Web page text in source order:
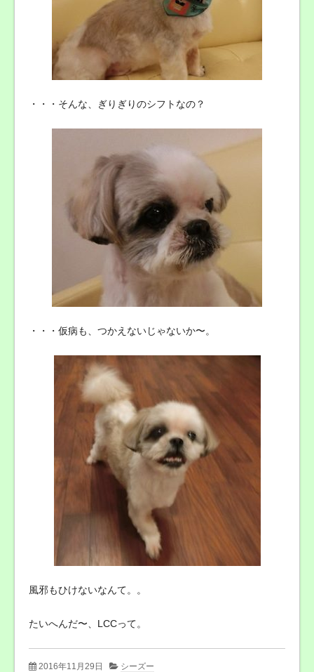
・・・そんな、ぎりぎりのシフトなの？
・・・仮病も、つかえないじゃないか〜。
風邪もひけないなんて。。
たいへんだ〜、LCCって。
2016年11月29日 シーズー